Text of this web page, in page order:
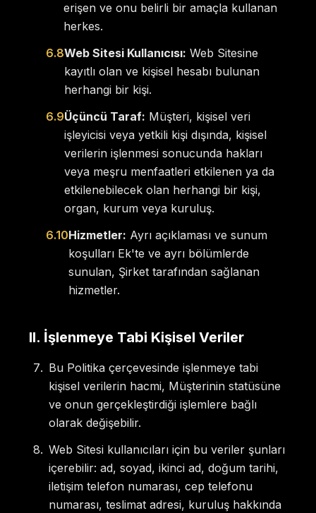
erişen ve onu belirli bir amaçla kullanan
herkes.
6.8Web Sitesi Kullanıcısı: Web Sitesine
kayıtlı olan ve kişisel hesabı bulunan
herhangi bir kişi.
6.9Üçüncü Taraf: Müşteri, kişisel veri
işleyicisi veya yetkili kişi dışında, kişisel
verilerin işlenmesi sonucunda hakları
veya meşru menfaatleri etkilenen ya da
etkilenebilecek olan herhangi bir kişi,
organ, kurum veya kuruluş.
6.10Hizmetler: Ayrı açıklaması ve sunum
koşulları Ek'te ve ayrı bölümlerde
sunulan, Şirket tarafından sağlanan
hizmetler.
II. İşlenmeye Tabi Kişisel Veriler
Bu Politika çerçevesinde işlenmeye tabi
kişisel verilerin hacmi, Müşterinin statüsüne
ve onun gerçekleştirdiği işlemlere bağlı
olarak değişebilir.
Web Sitesi kullanıcıları için bu veriler şunları
içerebilir: ad, soyad, ikinci ad, doğum tarihi,
iletişim telefon numarası, cep telefonu
numarası, teslimat adresi, kuruluş hakkında